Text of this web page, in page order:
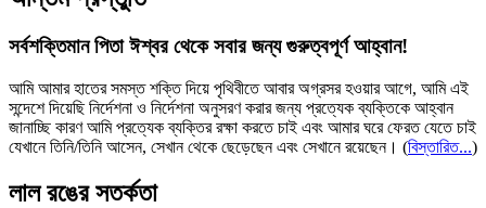
সর্বশক্তিমান পিতা ঈশ্বর থেকে সবার জন্য গুরুত্বপূর্ণ আহ্বান!
আমি আমার হাতের সমস্ত শক্তি দিয়ে পৃথিবীতে আবার অগ্রসর হওয়ার আগে, আমি এই
সন্দেশে দিয়েছি নির্দেশনা ও নির্দেশনা অনুসরণ করার জন্য প্রত্যেক ব্যক্তিকে আহ্বান
জানাচ্ছি কারণ আমি প্রত্যেক ব্যক্তির রক্ষা করতে চাই এবং আমার ঘরে ফেরত যেতে চাই
যেখানে তিনি/তিনি আসেন, সেখান থেকে ছেড়েছেন এবং সেখানে রয়েছেন। (বিস্তারিত...)
লাল রঙের সতর্কতা